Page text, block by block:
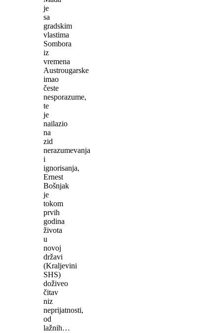
je
sa
gradskim
vlastima
Sombora
iz
vremena
Austrougarske
imao
česte
nesporazume,
te
je
nailazio
na
zid
nerazumevanja
i
ignorisanja,
Ernest
Bošnjak
je
tokom
prvih
godina
života
u
novoj
državi
(Kraljevini
SHS)
doživeo
čitav
niz
neprijatnosti,
od
lažnih…